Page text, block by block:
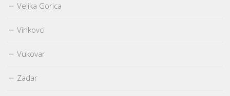
Velika Gorica
Vinkovci
Vukovar
Zadar